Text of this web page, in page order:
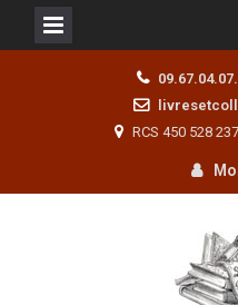
RCS 450 528